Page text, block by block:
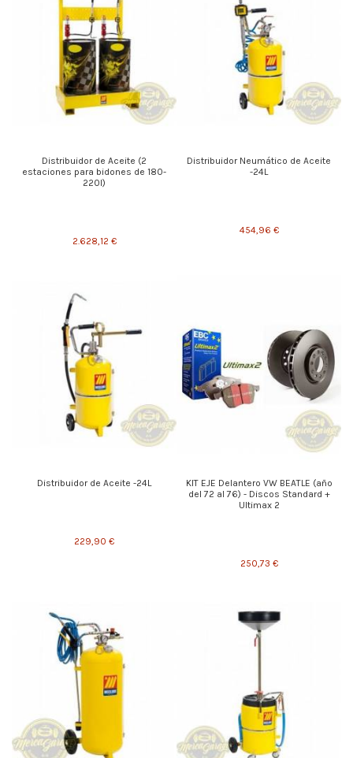
Distribuidor de Aceite (2
estaciones para bidones de 180-
220l)
2.628,12 €
Distribuidor Neumático de Aceite
-24L
454,96 €
Distribuidor de Aceite -24L
229,90 €
KIT EJE Delantero VW BEATLE (año
del 72 al 76) - Discos Standard +
Ultimax 2
250,73 €